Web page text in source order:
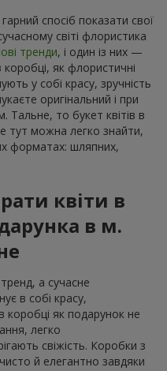
спосіб показати свої
світі флористика
тренди, і один із них —
коробці, як флористичні
у собі красу, зручність
оригінальний і при
Тальне, то букет квітів в
тут можна легко знайти,
форматах: шляпних,
квіти в
в м.
а сучасне
в собі красу,
коробці як подарунок не
легко
свіжість. Коробки з
й елегантно завдяки